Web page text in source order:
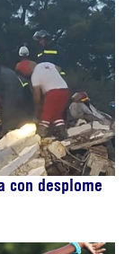
con desplome